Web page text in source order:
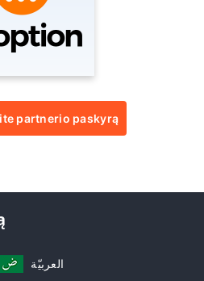
partnerio paskyrą
العربيّة